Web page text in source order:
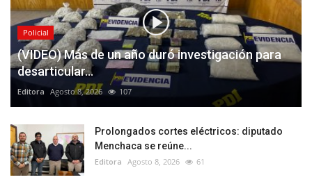
Policial
(VIDEO) Más de un año duró investigación para
desarticular...
Editora Agosto 8, 2026 107
Prolongados cortes eléctricos: diputado
Menchaca se reúne...
Editora Agosto 8, 2026 61